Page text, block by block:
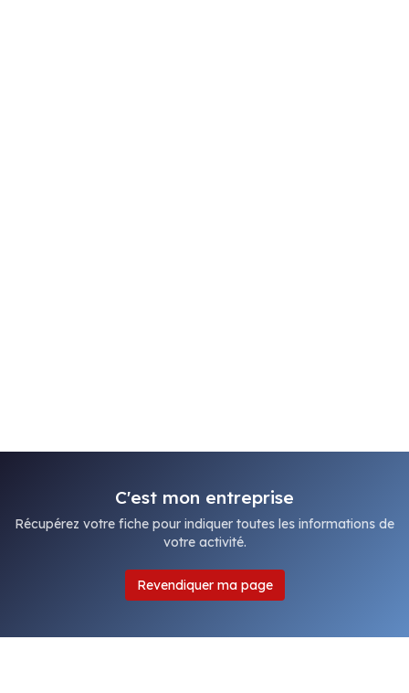
C'est mon entreprise
Récupérez votre fiche pour indiquer toutes les informations de
votre activité.
Revendiquer ma page